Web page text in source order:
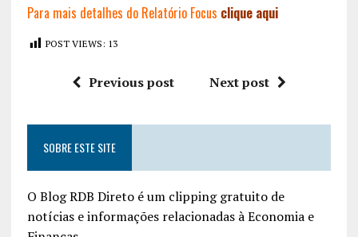
Para mais detalhes do Relatório Focus clique aqui
POST VIEWS: 13
Previous post Next post
SOBRE ESTE SITE
O Blog RDB Direto é um clipping gratuito de
notícias e informações relacionadas à Economia e